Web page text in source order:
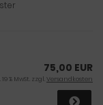
75,00 EUR
% MwSt. zzgl.Versandkosten